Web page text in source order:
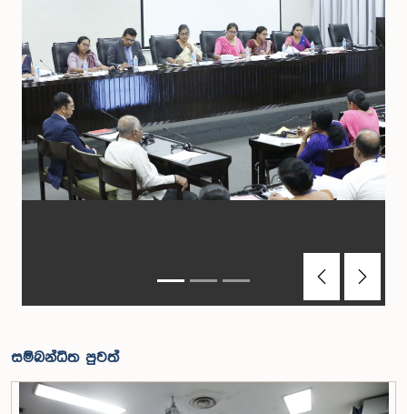
PreviousNext
සම්බන්ධිත පුවත්